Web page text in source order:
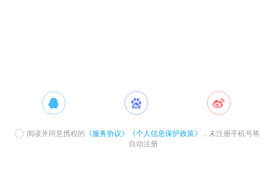
阅读并同意携程的 《服务协议》 《个人信息保护政策》
，未注册手机号将
自动注册